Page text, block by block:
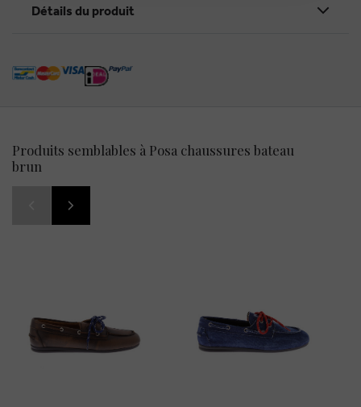
Détails du produit
Produits semblables à Posa chaussures bateau
brun